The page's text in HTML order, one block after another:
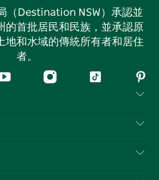
（Destination NSW）承認並
的首批居民和民族，並承認原
地和水域的傳統所有者和居住
者。
Youtube Instagram抖